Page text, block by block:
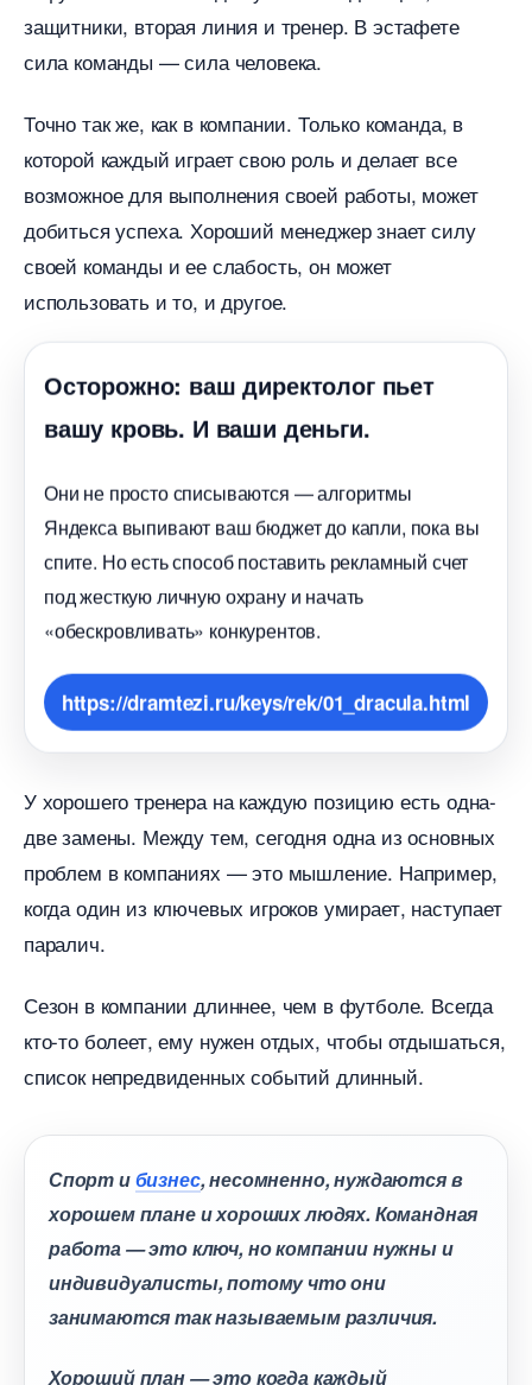
защитники, вторая линия и тренер. В эстафете
сила команды — сила человека.
Точно так же, как в компании. Только команда,
которой каждый играет свою роль и делает все
озможное для выполнения своей работы, может
добиться успеха. Хороший менеджер знает силу
своей команды и ее слабость, он может
использовать и то, и другое.
Осторожно: ваш директолог пьет
ашу кровь. И ваши деньги.
Они не просто списываются — алгоритмы
Яндекса выпивают ваш бюджет до капли, пока вы
спите. Но есть способ поставить рекламный счет
под жесткую личную охрану и начать
«обескровливать» конкурентов.
https://dramtezi.ru/keys/rek/01_dracula.html
У хорошего тренера на каждую позицию есть одна-
две замены. Между тем, сегодня одна из основных
проблем в компаниях — это мышление. Например,
когда один из ключевых игроков умирает, наступает
паралич.
Сезон в компании длиннее, чем в футболе. Всегда
кто-то болеет, ему нужен отдых, чтобы отдышаться,
список непредвиденных событий длинный.
Спорт иизнес, несомненно, нуждаются
хорошем плане и хороших людях. Командная
работа — это ключ, но компании нужны и
индивидуалисты, потому что они
занимаются так называемым различия.
Хороший план — это когда каждый